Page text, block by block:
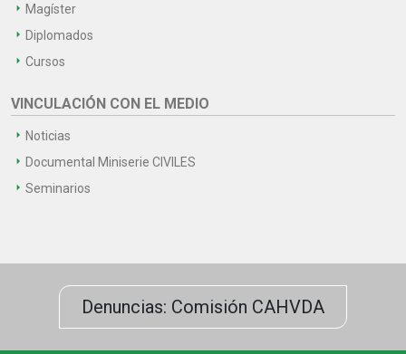
Magíster
Diplomados
Cursos
VINCULACIÓN CON EL MEDIO
Noticias
Documental Miniserie CIVILES
Seminarios
Denuncias: Comisión CAHVDA